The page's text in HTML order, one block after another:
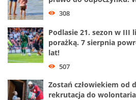
308
Podlasie 21. sezon w III
porażką. 7 sierpnia
lat!
507
Zostań człowiekiem od
rekrutacja do